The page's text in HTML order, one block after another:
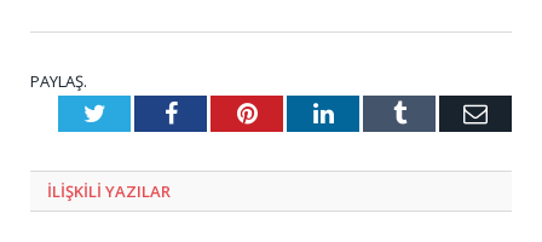
PAYLAŞ.
TwitterFacebookPinterestLinkedInTumblr E-
ILIŞKILI YAZILAR